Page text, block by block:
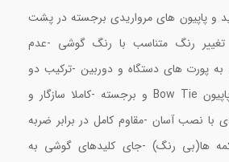
و پاپیون های مرواریدی برجسته در پشت
رنگ متناسب با رنگ گوشی -عدم
پورت های دستگاه و دوربین -ترکیب دو
طرح و مدل محبوب: پاپیون Bow Tie و برجسته -کاملا سازگار و
با نصب آسان -مقاوم کامل در برابر ضربه
ها(بی رنگ) -جای کلیدهای گوشی به